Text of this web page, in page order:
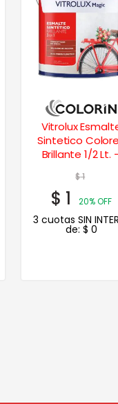
Vitrolux
Sintetico
Brillante 1/2 Lt.
$1
$ 1 20% OFF
3 cuotas SIN
de: $ 0